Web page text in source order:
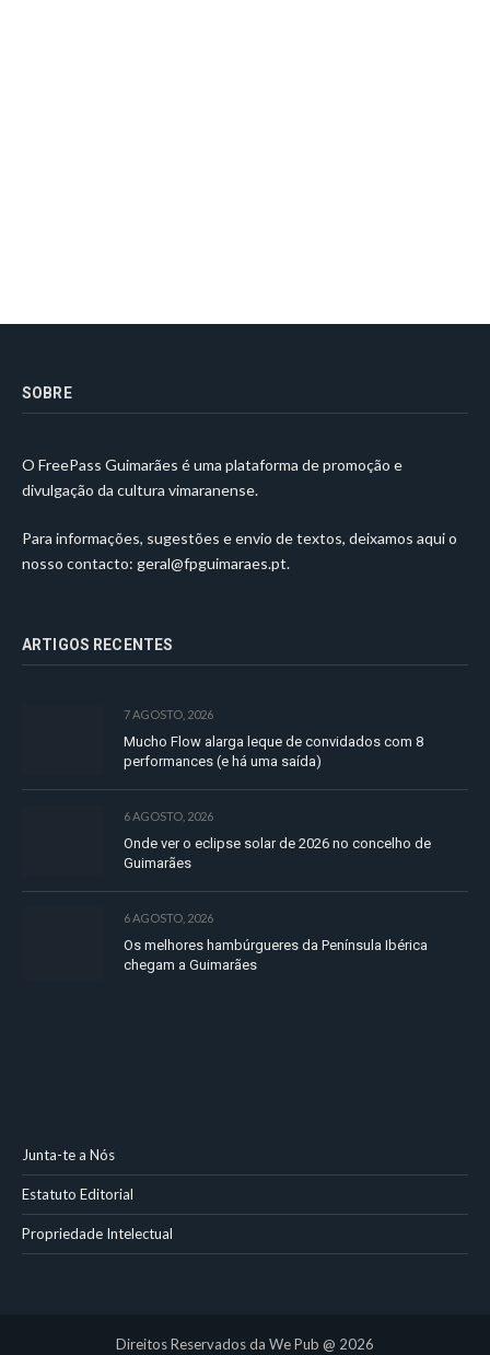
SOBRE
O FreePass Guimarães é uma plataforma de promoção e
divulgação da cultura vimaranense.
Para informações, sugestões e envio de textos, deixamos aqui o
nosso contacto: geral@fpguimaraes.pt.
ARTIGOS RECENTES
7 AGOSTO, 2026
Mucho Flow alarga leque de convidados com 8
performances (e há uma saída)
6 AGOSTO, 2026
Onde ver o eclipse solar de 2026 no concelho de
Guimarães
6 AGOSTO, 2026
Os melhores hambúrgueres da Península Ibérica
chegam a Guimarães
Junta-te a Nós
Estatuto Editorial
Propriedade Intelectual
Direitos Reservados da We Pub @ 2026